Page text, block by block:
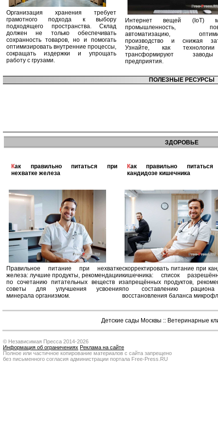
Организация хранения требует
грамотного подхода к выбору
подходящего пространства. Склад
должен не только обеспечивать
сохранность товаров, но и помогать
оптимизировать внутренние процессы,
сокращать издержки и упрощать
работу с грузами.
Интернет вещей (IoT)
промышленность,
автоматизацию,
производство и снижая
Узнайте, как
трансформируют
предприятия.
ПОЛЕЗНЫЕ РЕСУРСЫ
ЗДОРОВЬЕ
Как правильно питаться при
нехватке железа
Правильное питание при нехватке
железа: лучшие продукты, рекомендации
по сочетанию питательных веществ и
советы для улучшения усвоения
минерала организмом.
Как правильно питаться при
кандидозе кишечника
скорректировать питание при
кишечника: список
запрещённых продуктов,
по составлению
восстановления баланса
Детские сады Москвы :: Ветеринарные
© Независимая Пресса 2014-2026
Информация об ограничениях Реклама на сайте
Полное или частичное копирование материалов с сайта запрещено
без письменного согласия администрации портала Free-Press.RU